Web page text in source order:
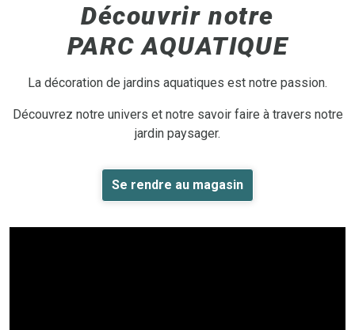
Découvrir notre
PARC AQUATIQUE
La décoration de jardins aquatiques est notre passion.
Découvrez notre univers et notre savoir faire à travers notre
jardin paysager.
Se rendre au magasin